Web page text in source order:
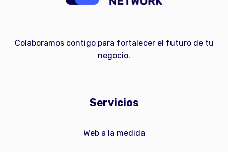
Colaboramos contigo para fortalecer el futuro de tu
negocio.
Servicios
Web a la medida